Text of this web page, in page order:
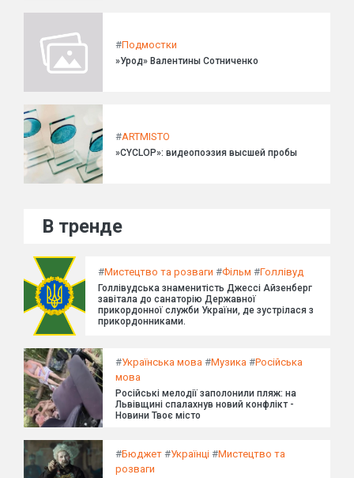
#Подмостки
»Урод» Валентины Сотниченко
#ARTMISTO
»CYCLOP»: видеопоэзия высшей пробы
В тренде
#Мистецтво та розваги #Фільм #Голлівуд
Голлівудська знаменитість Джессі Айзенберг
завітала до санаторію Державної
прикордонної служби України, де зустрілася з
прикордонниками.
#Українська мова #Музика #Російська
мова
Російські мелодії заполонили пляж: на
Львівщині спалахнув новий конфлікт -
Новини Твоє місто
#Бюджет #Українці #Мистецтво та
розваги